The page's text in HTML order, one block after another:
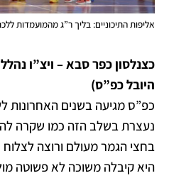
אליפות התיכוניים: בליך ר”ג מהמועמדות
היובל כפ”ס)
כפ”ס מגיעה בשנים האחרונות
נעצרת בשלב הזה כמו שקרה
בחצי הגמר מעולם ורוצה
היא קיבלה משוכה לא פשוטה